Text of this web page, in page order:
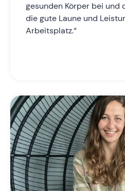
gesunden Körper bei
die gute Laune und
Arbeitsplatz.“